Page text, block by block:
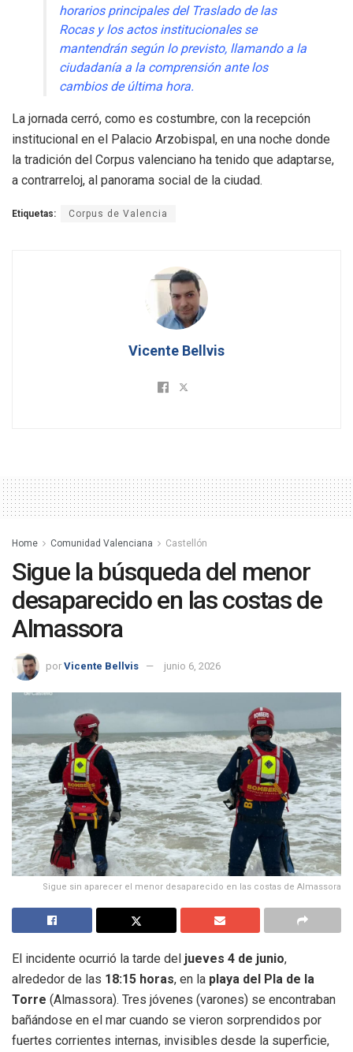
horarios principales del Traslado de las
Rocas y los actos institucionales se
mantendrán según lo previsto, llamando a la
ciudadanía a la comprensión ante los
cambios de última hora.
La jornada cerró, como es costumbre, con la recepción
institucional en el Palacio Arzobispal, en una noche donde
la tradición del Corpus valenciano ha tenido que adaptarse,
a contrarreloj, al panorama social de la ciudad.
Etiquetas: Corpus de Valencia
Vicente Bellvis
Home Comunidad Valenciana Castellón
Sigue la búsqueda del menor
desaparecido en las costas de
Almassora
por Vicente Bellvis junio 6, 2026
Sigue sin aparecer el menor desaparecido en las costas de Almassora
El incidente ocurrió la tarde del jueves 4 de junio,
alrededor de las 18:15 horas, en la playa del Pla de la
Torre (Almassora). Tres jóvenes (varones) se encontraban
bañándose en el mar cuando se vieron sorprendidos por
fuertes corrientes internas, invisibles desde la superficie,